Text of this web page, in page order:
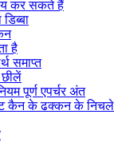
कर सकते हैं
है
समाप्त
पूर्ण एपर्चर अंत
कैन के ढक्कन के निचले